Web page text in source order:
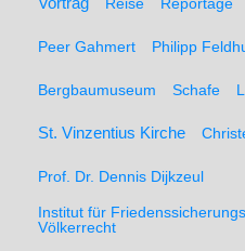
Peer Gahmert Philipp
Bergbaumuseum Schafe
St. Vinzentius Kirche
Prof. Dr. Dennis Dijkzeul
Institut für
Völkerrecht